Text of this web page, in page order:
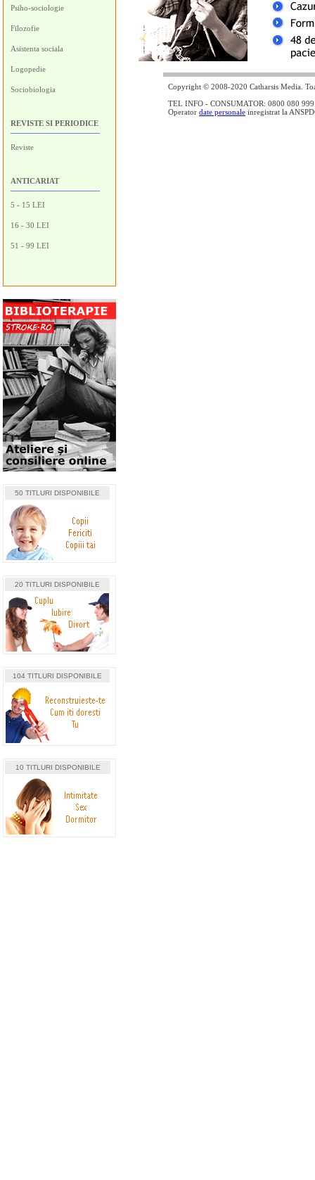
Psiho-sociologie
Filozofie
Asistenta sociala
Logopedie
Sociobiologia
REVISTE SI PERIODICE
Reviste
ANTICARIAT
5 - 15 LEI
16 - 30 LEI
51 - 99 LEI
50 TITLURI DISPONIBILE
20 TITLURI DISPONIBILE
104 TITLURI DISPONIBILE
10 TITLURI DISPONIBILE
Copyright © 2008-2020 Catharsis Media.
TEL INFO - CONSUMATOR: 0800 080
Operator date personale inregistrat la